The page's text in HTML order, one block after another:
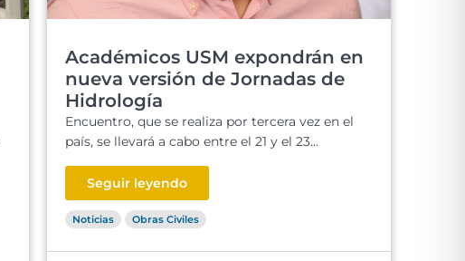
Académicos USM expondrán en
nueva versión de Jornadas de
Hidrología
Encuentro, que se realiza por tercera vez en el
país, se llevará a cabo entre el 21 y el 23...
Seguir leyendo
Noticias Obras Civiles